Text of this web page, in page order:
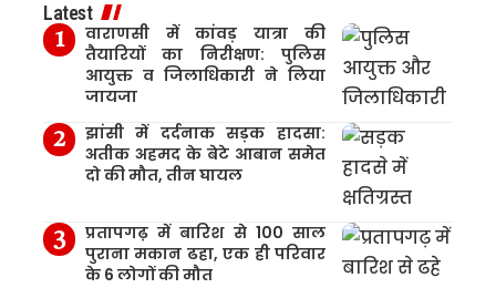
Latest
वाराणसी में कांवड़ यात्रा की
तैयारियों का निरीक्षण: पुलिस
आयुक्त व जिलाधिकारी ने लिया
जायजा
झांसी में दर्दनाक सड़क हादसा:
अतीक अहमद के बेटे आबान समेत
दो की मौत, तीन घायल
प्रतापगढ़ में बारिश से 100 साल
पुराना मकान ढहा, एक ही परिवार
के 6 लोगों की मौत